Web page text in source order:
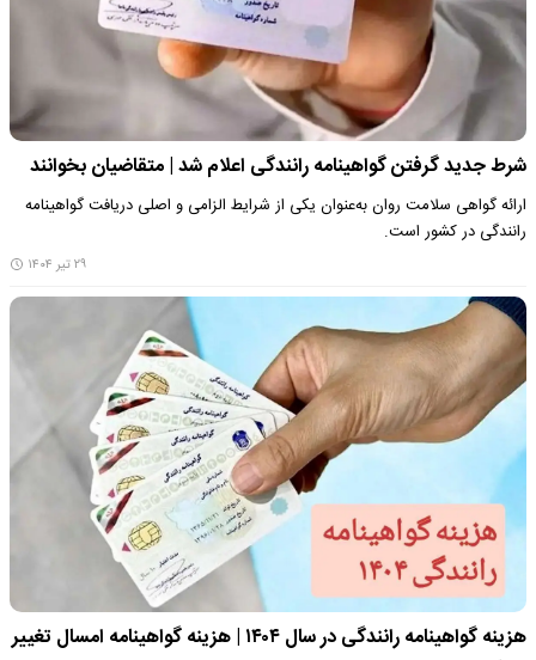
شرط جدید گرفتن گواهینامه رانندگی اعلام شد | متقاضیان بخوانند
ارائه گواهی سلامت روان به‌عنوان یکی از شرایط الزامی و اصلی دریافت گواهینامه
رانندگی در کشور است.
۲۹ تیر ۱۴۰۴
هزینه گواهینامه رانندگی در سال ۱۴۰۴ | هزینه گواهینامه امسال تغییر